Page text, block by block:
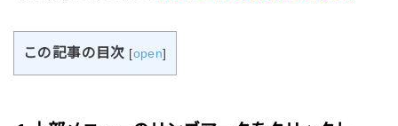
この記事の目次 [open]